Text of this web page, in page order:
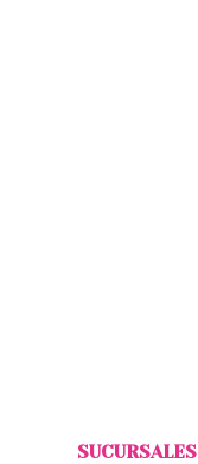
SUCURSALES